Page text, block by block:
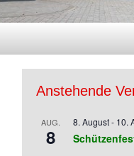
Anstehende
AUG.
8
8. August- 10.